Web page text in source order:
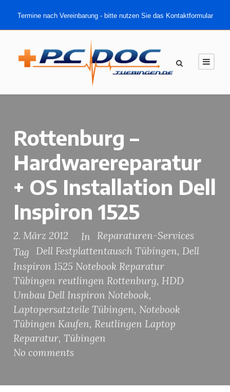
Termine nach Vereinbarung - bitte nutzen Sie das Kontaktformular
Rottenburg –
Hardwarereparatur
+ OS Installation Dell
Inspiron 1525
2. März 2012 In
Reparaturen-Services
Tag
Dell Festplattentausch Tübingen, Dell
Inspiron 1525 Notebook Reparatur
Tübingen reutlingen Rottenburg, HDD
Umbau Dell Inspiron Notebook,
Laptopersatzteile Tübingen, Notebook
Tübingen Kaufen, Reutlingen Laptop
Reparatur, Tübingen
No comments